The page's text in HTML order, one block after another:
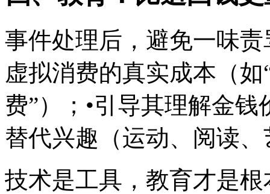
事件处理后，避免一味
虚拟消费的真实成本（
费”）；•引导其理解金
替代兴趣（运动、阅读
技术是工具，教育才是